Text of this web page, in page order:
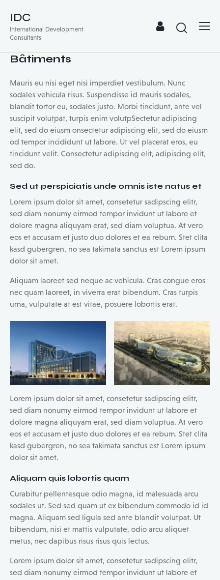
IDC
International Development
Consultants
Bâtiments
Mauris eu nisi eget nisi imperdiet vestibulum. Nunc
sodales vehicula risus. Suspendisse id mauris sodales,
blandit tortor eu, sodales justo. Morbi tincidunt, ante vel
suscipit volutpat, turpis enim volutpSectetur adipiscing
elit, sed do eiusm onsectetur adipiscing elit, sed do eiusm
od tempor incididunt ut labore. Ut vel placerat eros, eu
tincidunt velit. Consectetur adipiscing elit, adipiscing elit,
sed do.
Sed ut perspiciatis unde omnis iste natus et
Lorem ipsum dolor sit amet, consetetur sadipscing elitr,
sed diam nonumy eirmod tempor invidunt ut labore et
dolore magna aliquyam erat, sed diam voluptua. At vero
eos et accusam et justo duo dolores et ea rebum. Stet clita
kasd gubergren, no sea takimata sanctus est Lorem ipsum
dolor sit amet.
Aliquam laoreet sed neque ac vehicula. Cras congue eros
nec quam laoreet, in viverra erat bibendum. Cras turpis
urna, vulputate at est vitae, posuere lobortis erat.
Lorem ipsum dolor sit amet, consetetur sadipscing elitr,
sed diam nonumy eirmod tempor invidunt ut labore et
dolore magna aliquyam erat, sed diam voluptua. At vero
eos et accusam et justo duo dolores et ea rebum. Stet clita
kasd gubergren, no sea takimata sanctus est Lorem ipsum
dolor sit amet.
Aliquam quis lobortis quam
Curabitur pellentesque odio magna, id malesuada arcu
sodales ut. Sed sed quam ut ex bibendum commodo id id
magna. Aliquam sed ligula sed ante blandit volutpat. Ut
bibendum, nisi et mattis vulputate, odio arcu aliquet
metus, nec dapibus risus risus quis lectus.
Lorem ipsum dolor sit amet, consetetur sadipscing elitr,
sed diam nonumy eirmod tempor invidunt ut labore et